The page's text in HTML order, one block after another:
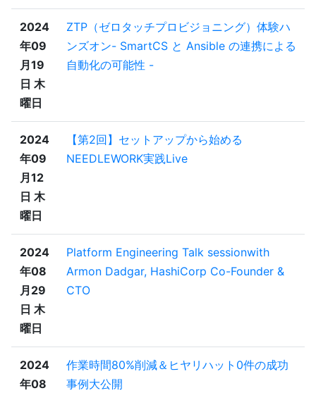
2024
年09
月19
日 木
曜日
ZTP（ゼロタッチプロビジョニング）体験ハ
ンズオン- SmartCS と Ansible の連携による
自動化の可能性 -
2024
年09
月12
日 木
曜日
【第2回】セットアップから始める
NEEDLEWORK実践Live
2024
年08
月29
日 木
曜日
Platform Engineering Talk sessionwith
Armon Dadgar, HashiCorp Co-Founder &
CTO
2024
年08
作業時間80%削減＆ヒヤリハット0件の成功
事例大公開